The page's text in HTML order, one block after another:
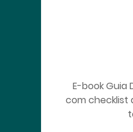
E-book Guia
com checklist